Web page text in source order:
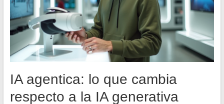
IA agentica: lo que cambia
respecto a la IA generativa